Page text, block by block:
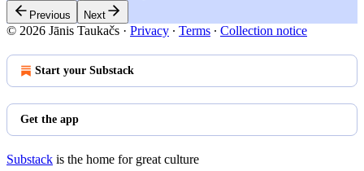
Previous Next
© 2026 Jānis Taukačs · Privacy ∙ Terms ∙ Collection notice
Start your Substack
Get the app
Substack is the home for great culture